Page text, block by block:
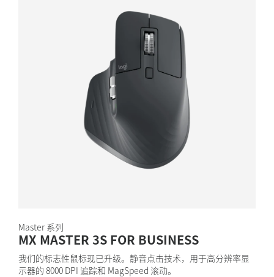
Master 系列
MX MASTER 3S FOR BUSINESS
我们的标志性鼠标现已升级。静音点击技术，用于高分辨率显
示器的 8000 DPI 追踪和 MagSpeed 滚动。